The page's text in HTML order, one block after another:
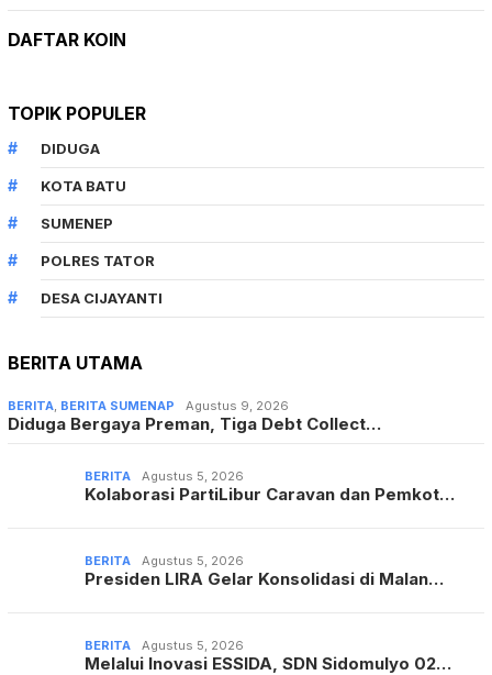
DAFTAR KOIN
TOPIK POPULER
DIDUGA
KOTA BATU
SUMENEP
POLRES TATOR
DESA CIJAYANTI
BERITA UTAMA
BERITA, BERITA SUMENAP Agustus 9, 2026
Diduga Bergaya Preman, Tiga Debt Collect…
BERITA Agustus 5, 2026
Kolaborasi PartiLibur Caravan dan Pemkot…
BERITA Agustus 5, 2026
Presiden LIRA Gelar Konsolidasi di Malan…
BERITA Agustus 5, 2026
Melalui Inovasi ESSIDA, SDN Sidomulyo 02…